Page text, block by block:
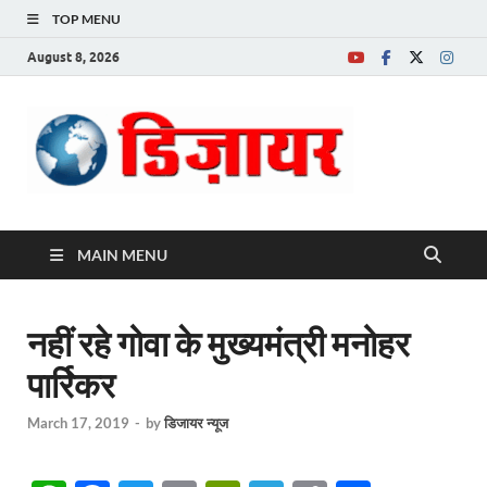
TOP MENU
August 8, 2026
MAIN MENU
नहीं रहे गोवा के मुख्यमंत्री मनोहर
पार्रिकर
March 17, 2019 - byडिजायर न्यूज